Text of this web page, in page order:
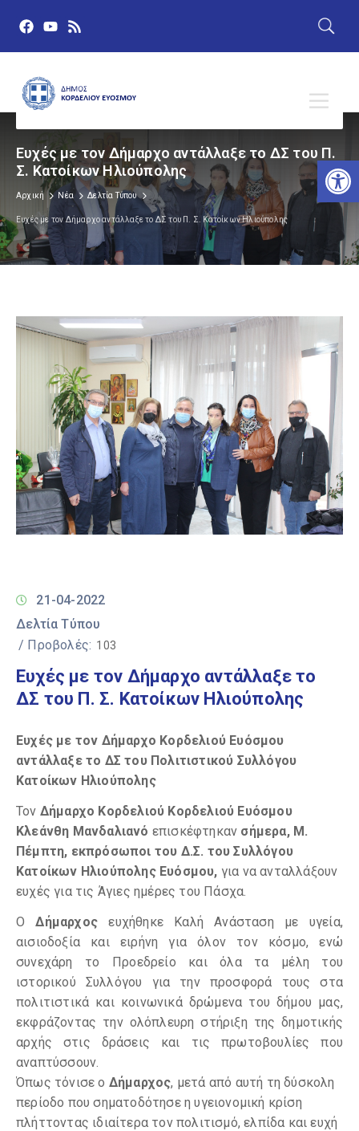
Ευχές με τον Δήμαρχο αντάλλαξε το ΔΣ του Π.
Σ. Κατοίκων Ηλιούπολης
Αρχική Νέα Δελτία Τύπου
Ευχές με τον Δήμαρχο αντάλλαξε το ΔΣ του Π. Σ. Κατοίκων Ηλιούπολης
21-04-2022
Δελτία Τύπου
/ Προβολές: 103
Ευχές με τον Δήμαρχο αντάλλαξε το
ΔΣ του Π. Σ. Κατοίκων Ηλιούπολης
Ευχές με τον Δήμαρχο Κορδελιού Ευόσμου
αντάλλαξε το ΔΣ του Πολιτιστικού Συλλόγου
Κατοίκων Ηλιούπολης
Τον Δήμαρχο Κορδελιού Κορδελιού Ευόσμου
Κλεάνθη Μανδαλιανό επισκέφτηκαν σήμερα, Μ.
Πέμπτη, εκπρόσωποι του Δ.Σ. του Συλλόγου
Κατοίκων Ηλιούπολης Ευόσμου, για να ανταλλάξουν
ευχές για τις Άγιες ημέρες του Πάσχα.
ΟΔήμαρχος ευχήθηκε Καλή Ανάσταση με υγεία,
αισιοδοξία και ειρήνη για όλον τον κόσμο, ενώ
συνεχάρη το Προεδρείο και όλα τα μέλη του
ιστορικού Συλλόγου για την προσφορά τους στα
πολιτιστικά και κοινωνικά δρώμενα του δήμου μας,
εκφράζοντας την ολόπλευρη στήριξη της δημοτικής
αρχής στις δράσεις και τις πρωτοβουλίες που
αναπτύσσουν.
Όπως τόνισε ο Δήμαρχος, μετά από αυτή τη δύσκολη
περίοδο που σηματοδότησε η υγειονομική κρίση
πλήττοντας ιδιαίτερα τον πολιτισμό, ελπίδα και ευχή